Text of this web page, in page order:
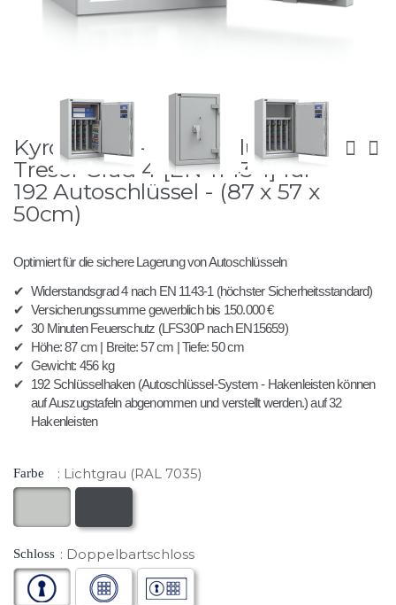
Anfang
der
Bildergalerie
springen
Kyros 190-1 - Autoschlüssel-
Tresor Grad 4 [EN 1143-1] für
192 Autoschlüssel - (87 x 57 x
50cm)
Optimiert für die sichere Lagerung von Autoschlüsseln
✔ Widerstandsgrad 4 nach EN 1143-1 (höchster Sicherheitsstandard)
✔ Versicherungssumme gewerblich bis 150.000 €
✔ 30 Minuten Feuerschutz (LFS30P nach EN15659)
✔ Höhe: 87 cm | Breite: 57 cm | Tiefe: 50 cm
✔ Gewicht: 456 kg
✔ 192 Schlüsselhaken (Autoschlüssel-System - Hakenleisten können
auf Auszugstafeln abgenommen und verstellt werden.) auf 32
Hakenleisten
Farbe Lichtgrau (RAL 7035)
Schloss Doppelbartschloss